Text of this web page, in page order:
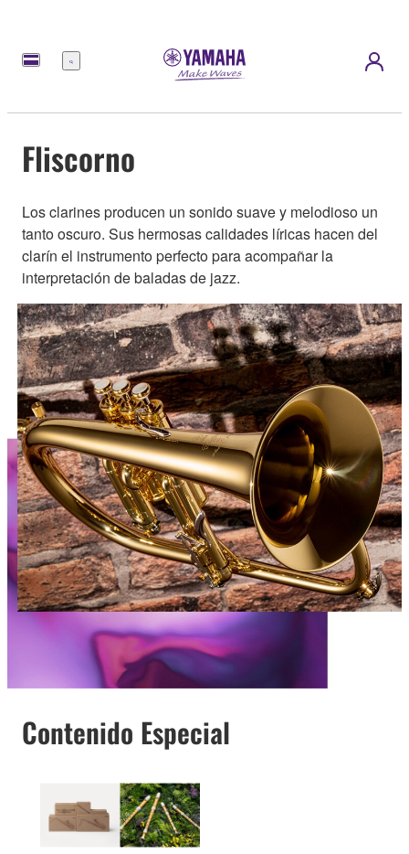
Menú
Fliscorno
Los clarines producen un sonido suave y melodioso un
tanto oscuro. Sus hermosas calidades líricas hacen del
clarín el instrumento perfecto para acompañar la
interpretación de baladas de jazz.
Contenido Especial